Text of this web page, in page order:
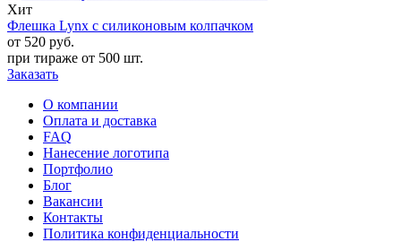
Хит
Флешка Lynx с силиконовым колпачком
от 520 руб.
при тираже от 500 шт.
Заказать
О компании
Оплата и доставка
FAQ
Нанесение логотипа
Портфолио
Блог
Вакансии
Контакты
Политика конфиденциальности